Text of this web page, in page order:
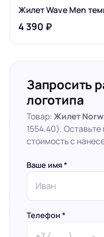
Жилет Wave Men
4 390 ₽
Запросить
логотипа
Товар: Жилет
1554.40).
стоимость с
Ваше имя *
Телефон *